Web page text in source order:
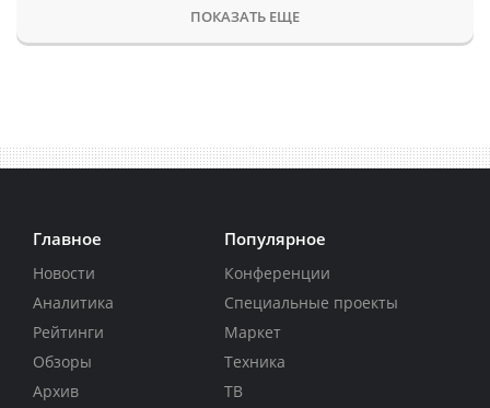
ПОКАЗАТЬ ЕЩЕ
Главное
Новости
Аналитика
Рейтинги
Обзоры
Архив
Популярное
Конференции
Специальные проекты
Маркет
Техника
ТВ